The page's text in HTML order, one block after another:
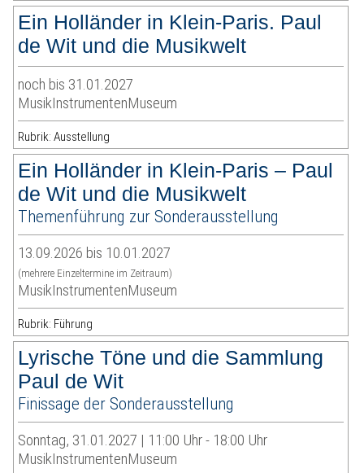
Ein Holländer in Klein-Paris. Paul
de Wit und die Musikwelt
noch bis 31.01.2027
MusikInstrumentenMuseum
Rubrik: Ausstellung
Ein Holländer in Klein-Paris – Paul
de Wit und die Musikwelt
Themenführung zur Sonderausstellung
13.09.2026 bis 10.01.2027
(mehrere Einzeltermine im Zeitraum)
MusikInstrumentenMuseum
Rubrik: Führung
Lyrische Töne und die Sammlung
Paul de Wit
Finissage der Sonderausstellung
Sonntag, 31.01.2027 | 11:00 Uhr - 18:00 Uhr
MusikInstrumentenMuseum